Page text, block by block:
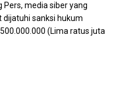
Pers, media siber yang
sanksi hukum
(Lima ratus juta